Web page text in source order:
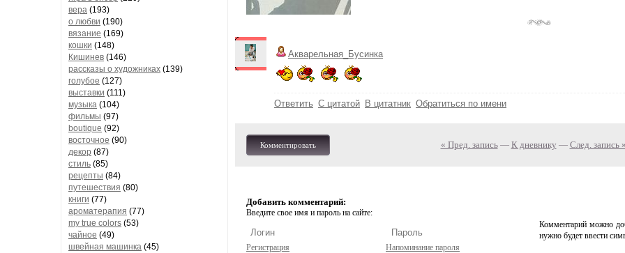
вера (193)
о любви (190)
вязание (169)
кошки (148)
Кишинев (146)
рассказы о художниках (139)
голубое (127)
выставки (111)
музыка (104)
фильмы (97)
boutique (92)
восточное (90)
декор (87)
стиль (85)
рецепты (84)
путешествия (80)
книги (77)
ароматерапия (77)
my true colors (53)
чайное (49)
швейная машинка (45)
Акварельная_Бусинка
Ответить С цитатой В цитатник Обратиться по имени
Комментировать « Пред. запись— К дневнику — След. запись »
Добавить комментарий:
Введите свое имя и пароль на сайте:
Регистрация Напоминание пароля
Комментарий можно
нужно будет ввести